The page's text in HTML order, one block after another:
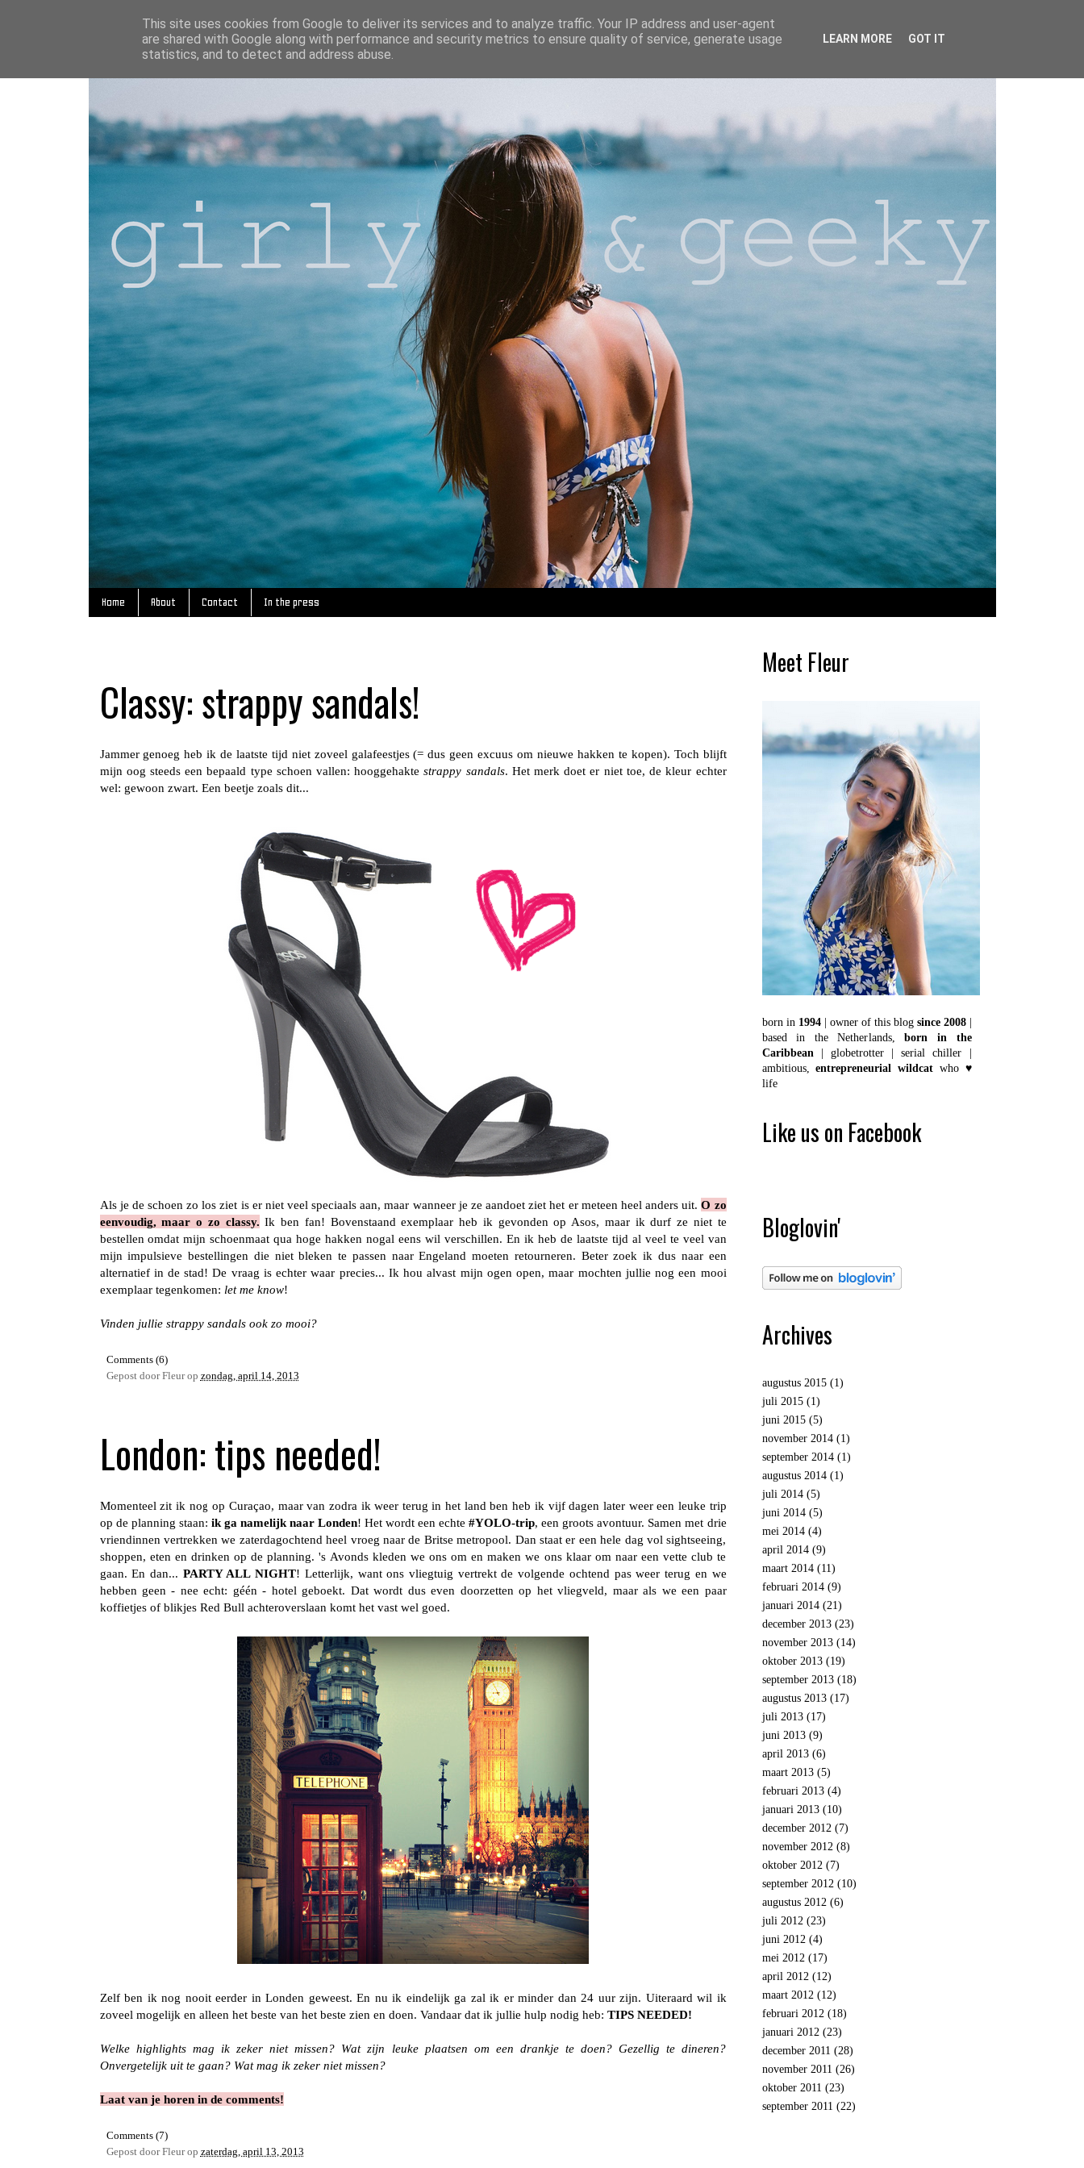
Home About Contact In the press
Classy: strappy sandals!
Jammer genoeg heb ik de laatste tijd niet zoveel galafeestjes (= dus geen excuus om nieuwe hakken te kopen). Toch blijft
mijn oog steeds een bepaald type schoen vallen: hooggehaktestrappy sandals. Het merk doet er niet toe, de kleur echter
wel: gewoon zwart. Een beetje zoals dit...
Als je de schoen zo los ziet is er niet veel speciaals aan, maar wanneer je ze aandoet ziet het er meteen heel anders uit.O zo
eenvoudig, maar o zo classy. Ik ben fan! Bovenstaand exemplaar heb ik gevonden op Asos, maar ik durf ze niet te
bestellen omdat mijn schoenmaat qua hoge hakken nogal eens wil verschillen. En ik heb de laatste tijd al veel te veel van
mijn impulsieve bestellingen die niet bleken te passen naar Engeland moeten retourneren. Beter zoek ik dus naar een
alternatief in de stad! De vraag is echter waar precies... Ik hou alvast mijn ogen open, maar mochten jullie nog een mooi
exemplaar tegenkomen: let me know!
Vinden jullie strappy sandals ook zo mooi?
Comments (6)
Gepost doorFleur op zondag, april 14, 2013
London: tips needed!
Momenteel zit ik nog op Curaçao, maar van zodra ik weer terug in het land ben heb ik vijf dagen later weer een leuke trip
op de planning staan: ik ga namelijk naar Londen! Het wordt een echte#YOLO-trip, een groots avontuur. Samen met drie
vriendinnen vertrekken we zaterdagochtend heel vroeg naar de Britse metropool. Dan staat er een hele dag vol sightseeing,
shoppen, eten en drinken op de planning. 's Avonds kleden we ons om en maken we ons klaar om naar een vette club te
gaan. En dan... PARTY ALL NIGHT! Letterlijk, want ons vliegtuig vertrekt de volgende ochtend pas weer terug en we
hebben geen - nee echt: géén - hotel geboekt. Dat wordt dus even doorzetten op het vliegveld, maar als we een paar
koffietjes of blikjes Red Bull achteroverslaan komt het vast wel goed.
Zelf ben ik nog nooit eerder in Londen geweest. En nu ik eindelijk ga zal ik er minder dan 24 uur zijn. Uiteraard wil ik
zoveel mogelijk en alleen het beste van het beste zien en doen. Vandaar dat ik jullie hulp nodig heb: TIPS NEEDED!
Welke highlights mag ik zeker niet missen? Wat zijn leuke plaatsen om een drankje te doen? Gezellig te dineren?
Onvergetelijk uit te gaan? Wat mag ik zeker niet missen?
Laat van je horen in de comments!
Comments (7)
Gepost doorFleur op zaterdag, april 13, 2013
Meet Fleur
born in 1994| owner of this blog since 2008|
based in the Netherlands,born in the
Caribbean| globetrotter | serial chiller |
ambitious,entrepreneurial wildcat who ♥
life
Like us on Facebook
Bloglovin'
Archives
augustus 2015(1)
juli 2015(1)
juni 2015(5)
november 2014(1)
september 2014(1)
augustus 2014(1)
juli 2014(5)
juni 2014(5)
mei 2014(4)
april 2014(9)
maart 2014(11)
februari 2014(9)
januari 2014(21)
december 2013(23)
november 2013(14)
oktober 2013(19)
september 2013(18)
augustus 2013(17)
juli 2013(17)
juni 2013(9)
april 2013(6)
maart 2013(5)
februari 2013(4)
januari 2013(10)
december 2012 (7)
november 2012 (8)
oktober 2012 (7)
september 2012 (10)
augustus 2012 (6)
juli 2012 (23)
juni 2012 (4)
mei 2012 (17)
april 2012 (12)
maart 2012 (12)
februari 2012 (18)
januari 2012 (23)
december 2011 (28)
november 2011 (26)
oktober 2011 (23)
september 2011 (22)
This site uses cookies from Google to deliver its services and to analyze traffic. Your IP address and user-agent
are shared with Google along with performance and security metrics to ensure quality of service, generate usage
statistics, and to detect and address abuse.
LEARN MORE GOT IT